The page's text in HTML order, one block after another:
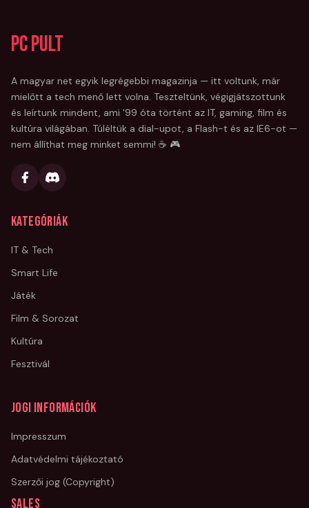
PC Pult
A magyar net egyik legrégebbi magazinja — itt voltunk, már
mielőtt a tech menő lett volna. Teszteltünk, végigjátszottunk
és leírtunk mindent, ami '99 óta történt az IT, gaming, film és
kultúra világában. Túléltük a dial-upot, a Flash-t és az IE6-ot —
nem állíthat meg minket semmi! ☕ 🎮
Kategóriák
IT & Tech
Smart Life
Játék
Film & Sorozat
Kultúra
Fesztivál
Jogi információk
Impresszum
Adatvédelmi tájékoztató
Szerzői jog (Copyright)
Sales